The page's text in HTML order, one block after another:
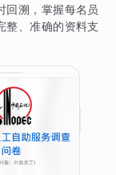
回溯，掌握每名员
整、准确的资料支